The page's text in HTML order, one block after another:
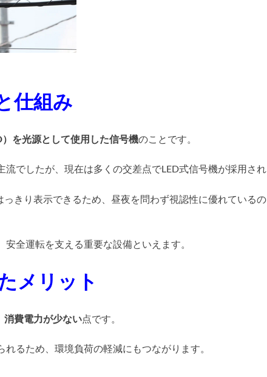
仕組み
を光源として使用した信号機のことです。
でしたが、現在は多くの交差点でLED式信号機が採用され
きり表示できるため、昼夜を問わず視認性に優れているの
全運転を支える重要な設備といえます。
メリット
消費電力が少ない点です。
るため、環境負荷の軽減にもつながります。